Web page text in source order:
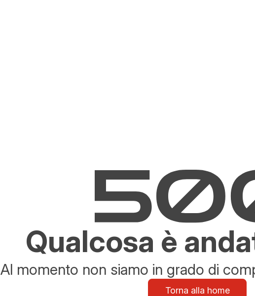
Qualcosa è
Al momento non siamo in grado di
Torna alla home